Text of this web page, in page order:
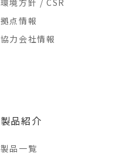
環境方針 / CSR
拠点情報
協力会社情報
製品紹介
製品一覧